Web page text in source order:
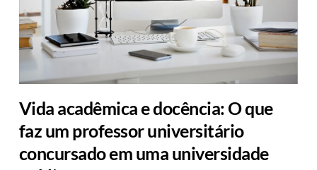
Vida acadêmica e docência: O que
faz um professor universitário
concursado em uma universidade